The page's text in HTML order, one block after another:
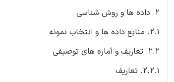
2. داده ها و روش شناسی
2.1. منابع داده ها و انتخاب نمونه
2.2. تعاریف و آماره های توصیفی
2.2.1. تعاریف